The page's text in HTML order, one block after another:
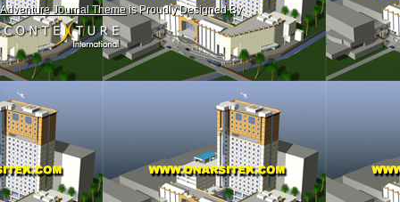
Adventure Journal Themeis Proudly Designed By